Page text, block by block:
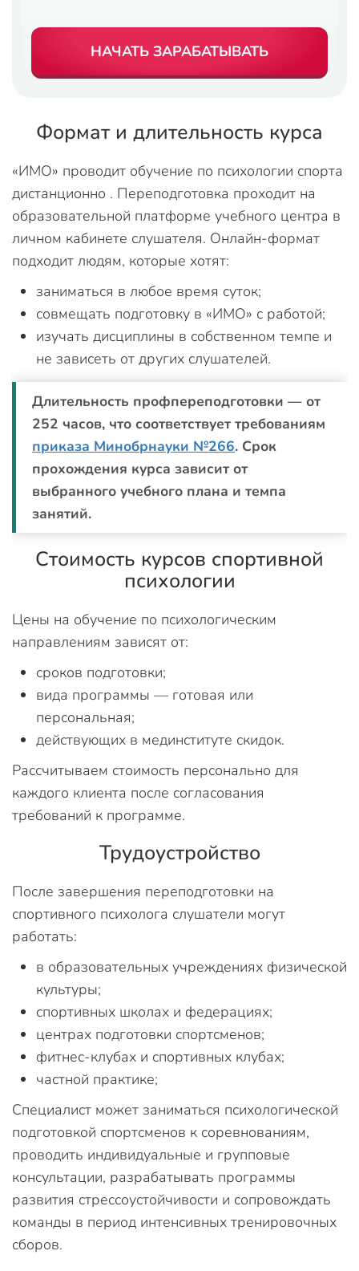
НАЧАТЬ ЗАРАБАТЫВАТЬ
Формат и длительность курса
«ИМО» проводит обучение по психологии спорта
дистанционно . Переподготовка проходит на
образовательной платформе учебного центра в
личном кабинете слушателя. Онлайн-формат
подходит людям, которые хотят:
заниматься в любое время суток;
совмещать подготовку в «ИМО» с работой;
изучать дисциплины в собственном темпе и
не зависеть от других слушателей.
Длительность профпереподготовки — от
252 часов, что соответствует требованиям
приказа Минобрнауки №266. Срок
прохождения курса зависит от
выбранного учебного плана и темпа
занятий.
Стоимость курсов спортивной
психологии
Цены на обучение по психологическим
направлениям зависят от:
сроков подготовки;
вида программы — готовая или
персональная;
действующих в мединституте скидок.
Рассчитываем стоимость персонально для
каждого клиента после согласования
требований к программе.
Трудоустройство
После завершения переподготовки на
спортивного психолога слушатели могут
работать:
в образовательных учреждениях физической
культуры;
спортивных школах и федерациях;
центрах подготовки спортсменов;
фитнес-клубах и спортивных клубах;
частной практике;
Специалист может заниматься психологической
подготовкой спортсменов к соревнованиям,
проводить индивидуальные и групповые
консультации, разрабатывать программы
развития стрессоустойчивости и сопровождать
команды в период интенсивных тренировочных
сборов.